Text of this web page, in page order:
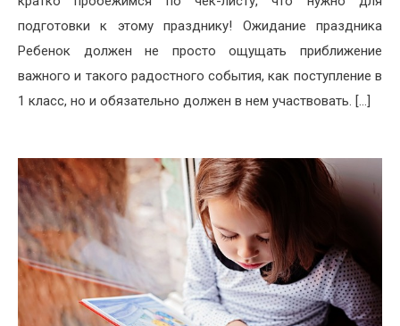
подготовки к этому празднику! Ожидание праздника
Ребенок должен не просто ощущать приближение
важного и такого радостного события, как поступление в
1 класс, но и обязательно должен в нем участвовать. […]